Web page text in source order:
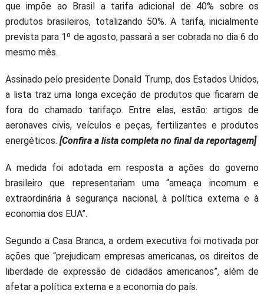
que impõe ao Brasil a tarifa adicional de 40% sobre os
produtos brasileiros, totalizando 50%. A tarifa, inicialmente
prevista para 1º de agosto, passará a ser cobrada no dia 6 do
mesmo mês.
Assinado pelo presidente Donald Trump, dos Estados Unidos,
a lista traz uma longa exceção de produtos que ficaram de
fora do chamado tarifaço. Entre elas, estão: artigos de
aeronaves civis, veículos e peças, fertilizantes e produtos
energéticos. [Confira a lista completa no final da reportagem]
A medida foi adotada em resposta a ações do governo
brasileiro que representariam uma “ameaça incomum e
extraordinária à segurança nacional, à política externa e à
economia dos EUA”.
Segundo a Casa Branca, a ordem executiva foi motivada por
ações que “prejudicam empresas americanas, os direitos de
liberdade de expressão de cidadãos americanos”, além de
afetar a política externa e a economia do país.